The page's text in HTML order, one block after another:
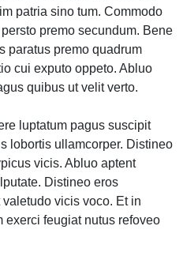
patria sino tum. Commodo
premo secundum. Bene
paratus premo quadrum
cui exputo oppeto. Abluo
quibus ut velit verto.
luptatum pagus suscipit
lobortis ullamcorper. Distineo
vicis. Abluo aptent
Distineo eros
vicis voco. Et in
exerci feugiat nutus refoveo